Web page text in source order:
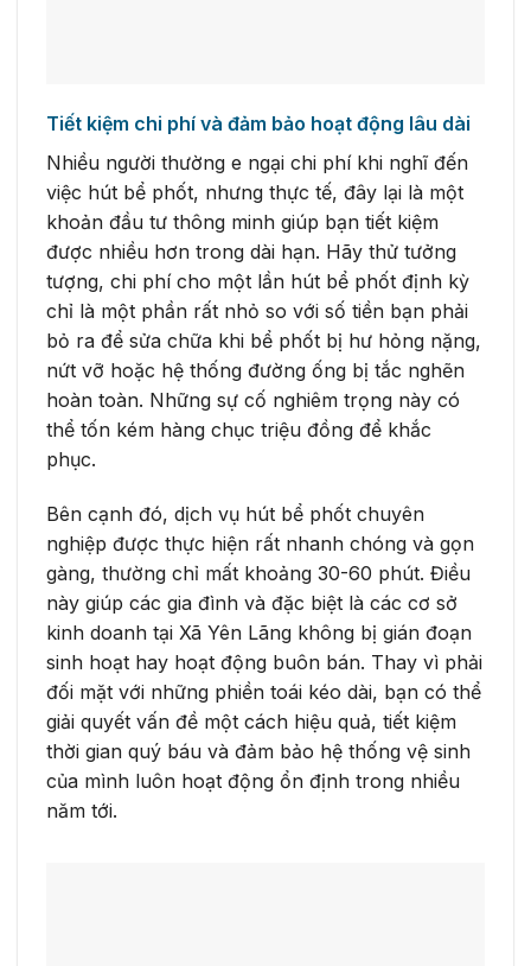
Tiết kiệm chi phí và đảm bảo hoạt động lâu dài
Nhiều người thường e ngại chi phí khi nghĩ đến
việc hút bể phốt, nhưng thực tế, đây lại là một
khoản đầu tư thông minh giúp bạn tiết kiệm
được nhiều hơn trong dài hạn. Hãy thử tưởng
tượng, chi phí cho một lần hút bể phốt định kỳ
chỉ là một phần rất nhỏ so với số tiền bạn phải
bỏ ra để sửa chữa khi bể phốt bị hư hỏng nặng,
nứt vỡ hoặc hệ thống đường ống bị tắc nghẽn
hoàn toàn. Những sự cố nghiêm trọng này có
thể tốn kém hàng chục triệu đồng để khắc
phục.
Bên cạnh đó, dịch vụ hút bể phốt chuyên
nghiệp được thực hiện rất nhanh chóng và gọn
gàng, thường chỉ mất khoảng 30-60 phút. Điều
này giúp các gia đình và đặc biệt là các cơ sở
kinh doanh tại Xã Yên Lãng không bị gián đoạn
sinh hoạt hay hoạt động buôn bán. Thay vì phải
đối mặt với những phiền toái kéo dài, bạn có thể
giải quyết vấn đề một cách hiệu quả, tiết kiệm
thời gian quý báu và đảm bảo hệ thống vệ sinh
của mình luôn hoạt động ổn định trong nhiều
năm tới.